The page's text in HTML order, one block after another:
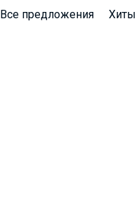
Все предложения Хиты